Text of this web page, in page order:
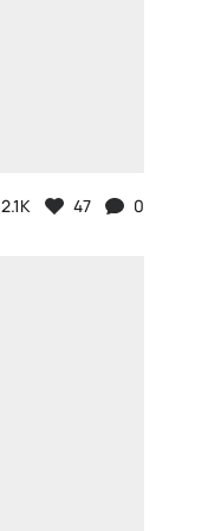
2.1K 47 0